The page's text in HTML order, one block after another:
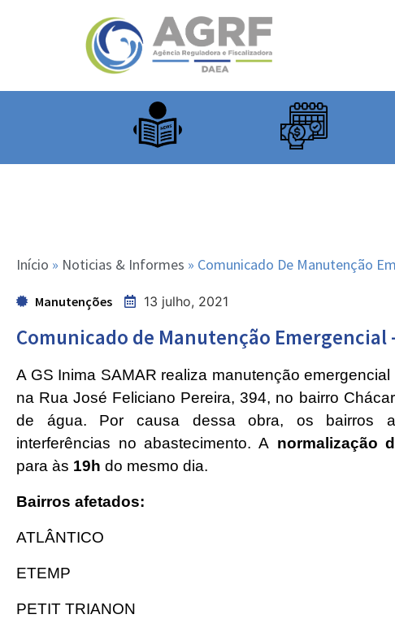
Início » Noticias & Informes » Comunicado De Manutenção
Manutenções 13 julho, 2021
Comunicado de Manutenção Emergencial
A GS Inima SAMAR realiza manutenção
na Rua José Feliciano Pereira, 394, no bairro
de água. Por causa dessa obra, os bairros
interferências no abastecimento. A normalização
para às 19h do mesmo dia.
Bairros afetados:
ATLÂNTICO
ETEMP
PETIT TRIANON